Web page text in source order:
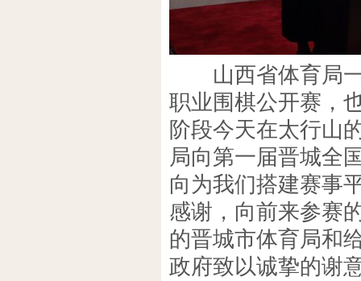
山西省体育局一
职业围棋公开赛，
阶段今天在太行山
局向第一届晋城全
向为我们搭建赛事
感谢，向前来参赛
的晋城市体育局和
政府致以诚挚的谢